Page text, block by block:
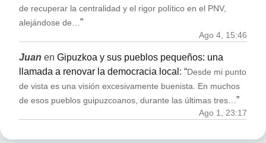
de recuperar la centralidad y el rigor político en el PNV,
alejándose de…”
Ago 4, 15:46
Juan en Gipuzkoa y sus pueblos pequeños: una
llamada a renovar la democracia local : “Desde mi punto
de vista es una visión excesivamente buenista. En muchos
de esos pueblos guipuzcoanos, durante las últimas tres…”
Ago 1, 23:17